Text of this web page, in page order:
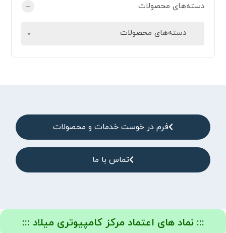
دسته‌های محصولات +
دسته‌های محصولات
فرم در خوست خدمات و محصولات
تماس با ما
::: نماد های اعتماد مرکز کامپیوتری میلاد :::